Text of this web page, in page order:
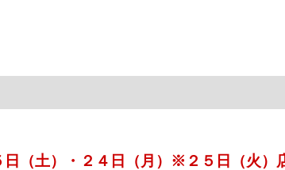
日（土）・２４日（月）※２５日（火）